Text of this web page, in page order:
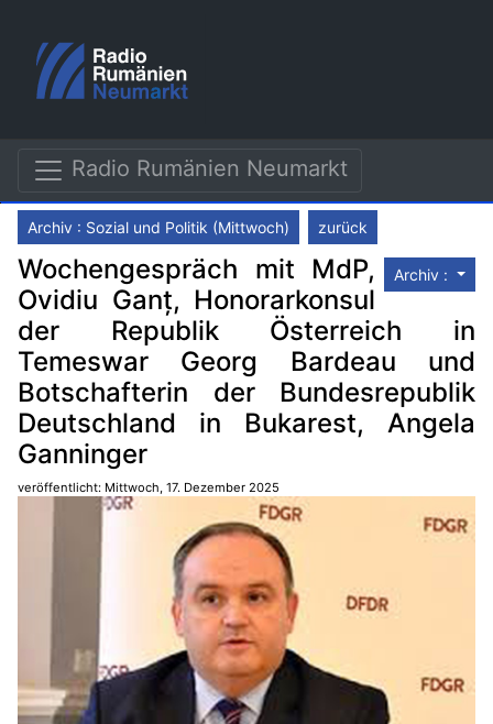
Radio Rumänien Neumarkt
Archiv : Sozial und Politik (Mittwoch) zurück
Archiv :
Wochengespräch mit MdP,
Ovidiu Ganț, Honorarkonsul
der Republik Österreich in
Temeswar Georg Bardeau und
Botschafterin der Bundesrepublik
Deutschland in Bukarest, Angela
Ganninger
veröffentlicht: Mittwoch, 17. Dezember 2025